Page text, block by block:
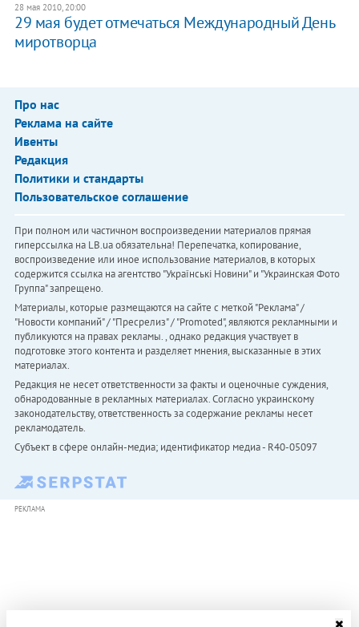
28 мая 2010, 20:00
29 мая будет отмечаться Международный День
миротворца
Про нас
Реклама на сайте
Ивенты
Редакция
Политики и стандарты
Пользовательское соглашение
При полном или частичном воспроизведении материалов прямая
гиперссылка на LB.ua обязательна! Перепечатка, копирование,
воспроизведение или иное использование материалов, в которых
содержится ссылка на агентство "Українськi Новини" и "Украинская Фото
Группа" запрещено.
Материалы, которые размещаются на сайте с меткой "Реклама" /
"Новости компаний" / "Пресрелиз" / "Promoted", являются рекламными и
публикуются на правах рекламы. , однако редакция участвует в
подготовке этого контента и разделяет мнения, высказанные в этих
материалах.
Редакция не несет ответственности за факты и оценочные суждения,
обнародованные в рекламных материалах. Согласно украинскому
законодательству, ответственность за содержание рекламы несет
рекламодатель.
Субъект в сфере онлайн-медиа; идентификатор медиа - R40-05097
РЕКЛАМА